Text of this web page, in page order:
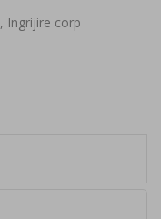
, Ingrijire corp